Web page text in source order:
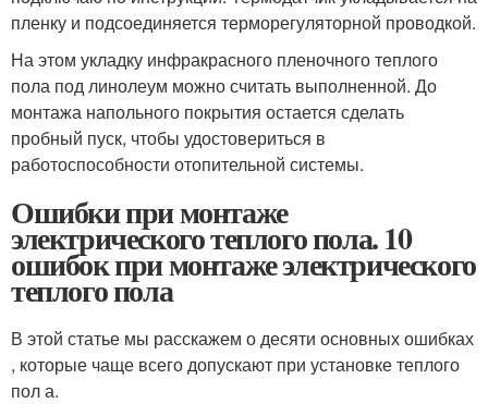
пленку и подсоединяется терморегуляторной проводкой.
На этом укладку инфракрасного пленочного теплого
пола под линолеум можно считать выполненной. До
монтажа напольного покрытия остается сделать
пробный пуск, чтобы удостовериться в
работоспособности отопительной системы.
Ошибки при монтаже
электрического теплого пола. 10
ошибок при монтаже электрического
теплого пола
В этой статье мы расскажем о десяти основных ошибках
, которые чаще всего допускают при установке теплого
пол а.